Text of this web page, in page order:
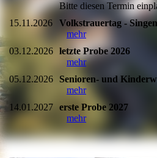
Bitte diesen Termin
15.11.2026
Volkstrauertag -
mehr
03.12.2026 letzte Probe 2026
mehr
05.12.2026
Senioren- und
mehr
14.01.2027 erste Probe 2027
mehr